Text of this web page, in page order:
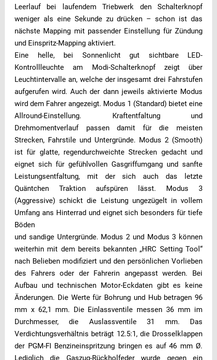
Leerlauf bei laufendem Triebwerk den Schalterknopf
weniger als eine Sekunde zu drücken – schon ist das
nächste Mapping mit passender Einstellung für Zündung
und Einspritz-Mapping aktiviert.
Eine helle, bei Sonnenlicht gut sichtbare LED-
Kontrollleuchte am Modi-Schalterknopf zeigt über
Leuchtintervalle an, welche der insgesamt drei Fahrstufen
aufgerufen wird. Auch der dann jeweils aktivierte Modus
wird dem Fahrer angezeigt. Modus 1 (Standard) bietet eine
Allround-Einstellung. Kraftentfaltung und
Drehmomentverlauf passen damit für die meisten
Strecken, Fahrstile und Untergründe. Modus 2 (Smooth)
ist für glatte, regendurchweichte Strecken gedacht und
eignet sich für gefühlvollen Gasgriffumgang und sanfte
Leistungsentfaltung, mit der sich auch das letzte
Quäntchen Traktion aufspüren lässt. Modus 3
(Aggressive) schickt die Leistung ungezügelt in vollem
Umfang ans Hinterrad und eignet sich besonders für tiefe
Böden
und sandige Untergründe. Modus 2 und Modus 3 können
weiterhin mit dem bereits bekannten „HRC Setting Tool“
nach Belieben modifiziert und den persönlichen Vorlieben
des Fahrers oder der Fahrerin angepasst werden. Bei
Aufbau und technischen Motor-Eckdaten gibt es keine
Änderungen. Die Werte für Bohrung und Hub betragen 96
mm x 62,1 mm. Die Einlassventile messen 36 mm im
Durchmesser, die Auslassventile 31 mm. Das
Verdichtungsverhältnis beträgt 12.5:1, die Drosselklappen
der PGM-FI Benzineinspritzung bringen es auf 46 mm Ø.
Lediglich die Gaszug-Rückholfeder wurde gegen ein